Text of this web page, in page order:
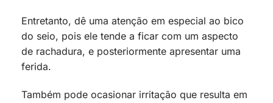
Entretanto, dê uma atenção em especial ao bico
do seio, pois ele tende a ficar com um aspecto
de rachadura, e posteriormente apresentar uma
ferida.
Também pode ocasionar irritação que resulta em